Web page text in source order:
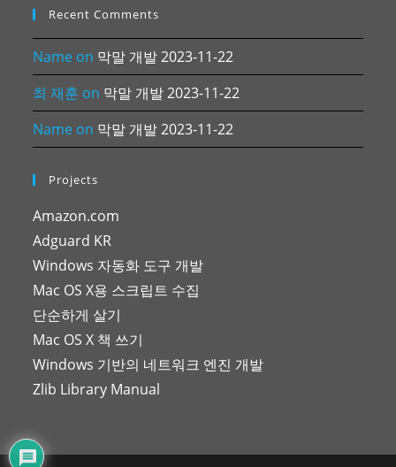
Recent Comments
Name on 막말 개발 2023-11-22
최 재훈 on 막말 개발 2023-11-22
Name on 막말 개발 2023-11-22
Projects
Amazon.com
Adguard KR
Windows 자동화 도구 개발
Mac OS X용 스크립트 수집
단순하게 살기
Mac OS X 책 쓰기
Windows 기반의 네트워크 엔진 개발
Zlib Library Manual